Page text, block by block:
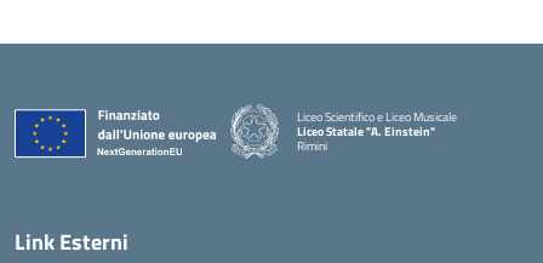
Liceo Scientifico e Liceo Musicale
Liceo Statale "A. Einstein"
Rimini
Link Esterni